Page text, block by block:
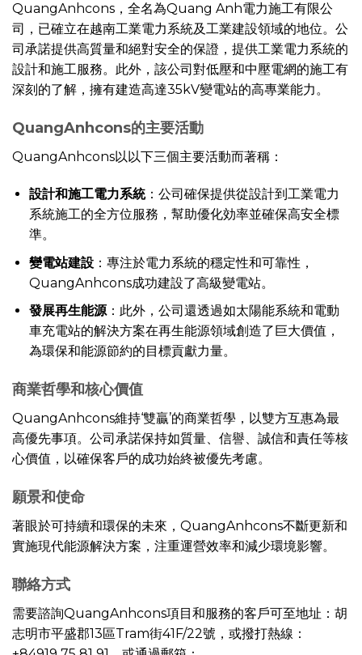
QuangAnhcons，全名為Quang Anh電力施工有限公
司，已確立在越南工業電力系統及工業建設領域的地位。公
司承諾提供高質量和絕對安全的保證，提供工業電力系統的
設計和施工服務。此外，該公司對低壓和中壓電網的施工有
深刻的了解，擁有建造高達35kV變電站的高專業能力。
QuangAnhcons的主要活動
QuangAnhcons以以下三個主要活動而著稱：
設計和施工電力系統：公司確保提供從設計到工業電力
系統施工的全方位服務，幫助優化効率並確保高安全標
準。
變電站建設：專注於電力系統的穩定性和可靠性，
QuangAnhcons成功建設了高級變電站。
發展再生能源：此外，公司還透過如太陽能系統和電動
車充電站的解決方案在再生能源領域創造了巨大價值，
為環保和能源節約的目標貢獻力量。
商業哲學和核心價值
QuangAnhcons維持‘雙贏’的商業哲學，以雙方互惠為最
高優先事項。公司承諾保持如質量、信譽、誠信和責任等核
心價值，以確保客戶的成功始終被優先考慮。
願景和使命
著眼於可持續和環保的未來，QuangAnhcons不斷更新和
實施現代能源解決方案，注重運營效率和減少環境影響。
聯絡方式
需要諮詢QuangAnhcons項目和服務的客戶可至地址：胡
志明市平盛郡13區Tram街41F/22號，或撥打熱線：